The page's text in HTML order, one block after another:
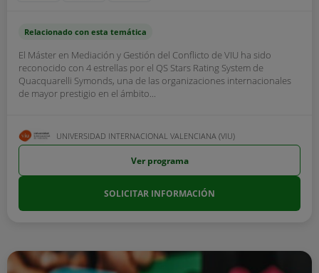
Relacionado con esta temática
El Máster en Mediación y Gestión del Conflicto de VIU ha sido
reconocido con 4 estrellas por el QS Stars Rating System de
Quacquarelli Symonds, una de las organizaciones internacionales
de mayor prestigio en el ámbito...
UNIVERSIDAD INTERNACIONAL VALENCIANA (VIU)
Ver programa
SOLICITAR INFORMACIÓN